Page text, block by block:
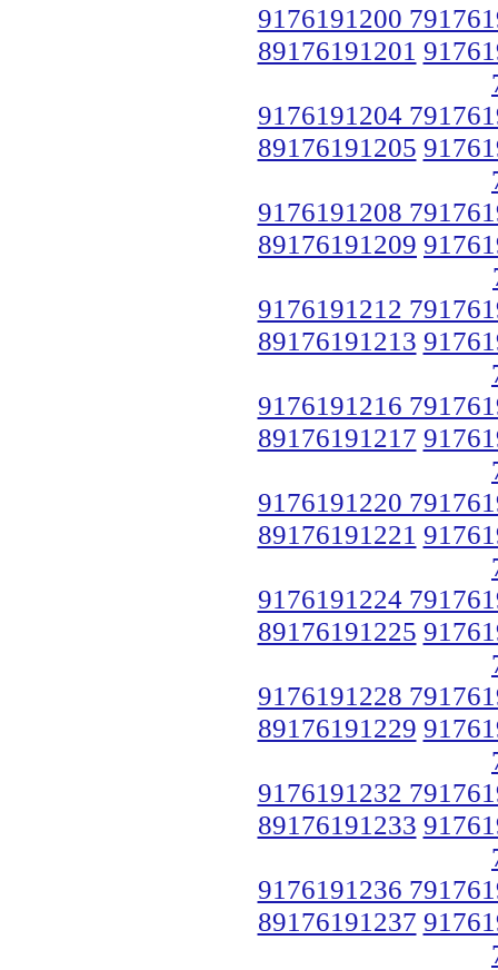
9176191200
89176191201
9176191204
89176191205
9176191208
89176191209
9176191212
89176191213
9176191216
89176191217
9176191220
89176191221
9176191224
89176191225
9176191228
89176191229
9176191232
89176191233
9176191236
89176191237